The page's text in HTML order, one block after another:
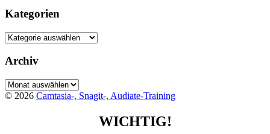
Kategorien
Kategorien
Archiv
Archiv
© 2026 Camtasia-, Snagit-, Audiate-Training
WICHTIG!